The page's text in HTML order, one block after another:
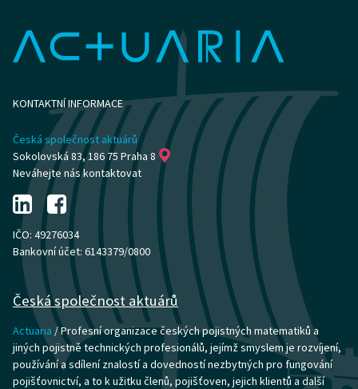
KONTAKTNÍ INFORMACE
Česká společnost aktuárů
Sokolovská 83, 186 75 Praha 8
Neváhejte nás kontaktovat
IČO: 49276034
Bankovní účet: 6143379/0800
Česká společnost aktuárů
Actuaria / Profesní organizace českých pojistných matematiků a
jiných pojistně technických profesionálů, jejímž smyslem je rozvíjení,
používání a sdílení znalostí a dovedností nezbytných pro fungování
pojišťovnictví, a to k užitku členů, pojišťoven, jejich klientů a další